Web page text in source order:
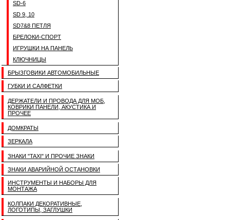
SD-6
SD 9, 10
SD7&8 ПЕТЛЯ
БРЕЛОКИ-СПОРТ
ИГРУШКИ НА ПАНЕЛЬ
КЛЮЧНИЦЫ
БРЫЗГОВИКИ АВТОМОБИЛЬНЫЕ
ГУБКИ И САЛФЕТКИ
ДЕРЖАТЕЛИ И ПРОВОДА ДЛЯ МОБ,
КОВРИКИ ПАНЕЛИ, АКУСТИКА И
ПРОЧЕЕ
ДОМКРАТЫ
ЗЕРКАЛА
ЗНАКИ "TAXI" И ПРОЧИЕ ЗНАКИ
ЗНАКИ АВАРИЙНОЙ ОСТАНОВКИ
ИНСТРУМЕНТЫ И НАБОРЫ ДЛЯ
МОНТАЖА
КОЛПАКИ ДЕКОРАТИВНЫЕ,
ЛОГОТИПЫ, ЗАГЛУШКИ